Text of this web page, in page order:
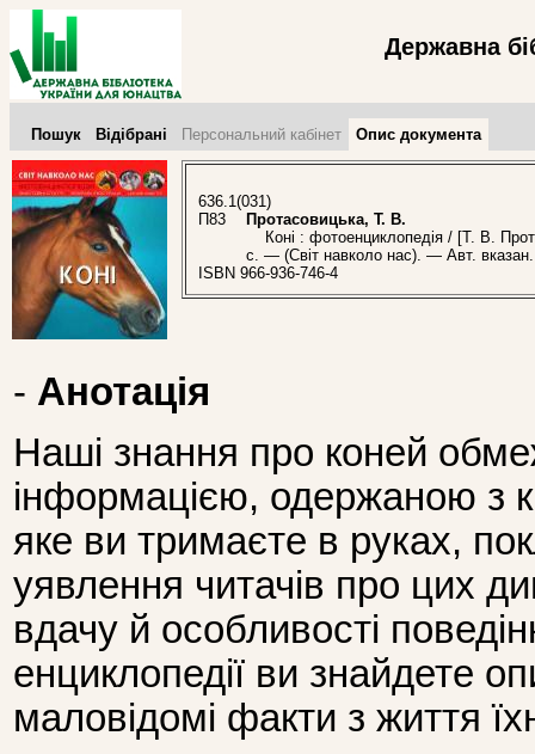
Державна
Пошук Відібрані Персональний кабінет Опис документа
636.1(031)
П83
Протасовицька, Т. В.
Коні : фотоенциклопедія / [Т. В.
с. — (Світ навколо нас). — Авт.
ISBN 966-936-746-4
- Анотація
Наші знання про коней
інформацією, одержаною з
яке ви тримаєте в руках,
уявлення читачів про цих
вдачу й особливості
енциклопедії ви знайдете
маловідомі факти з життя